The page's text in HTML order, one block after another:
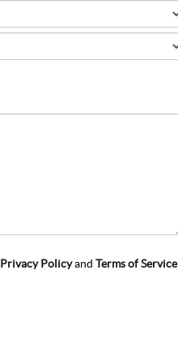
Privacy Policyand Terms of Service